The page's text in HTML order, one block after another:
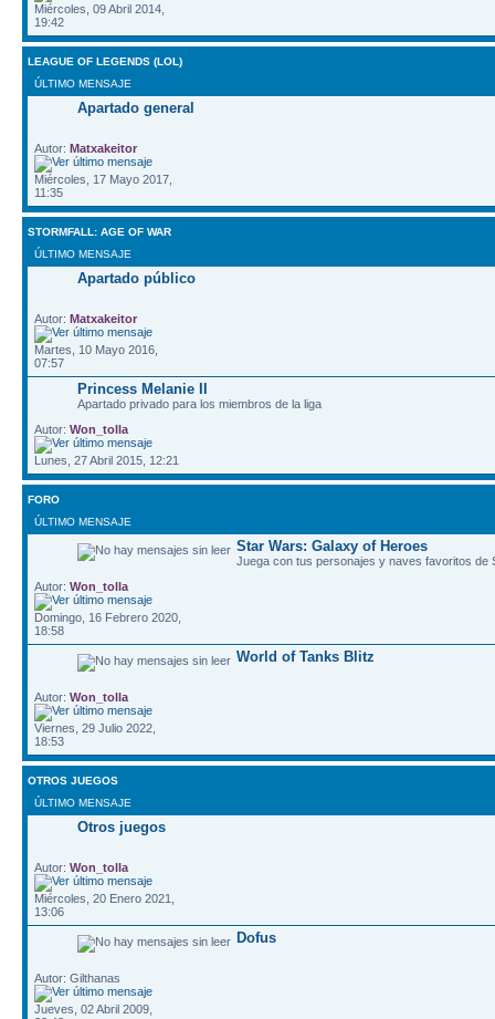
Miércoles, 09 Abril 2014,
19:42
LEAGUE OF LEGENDS (LOL)
ÚLTIMO MENSAJE
Apartado general
Autor: Matxakeitor
Miércoles, 17 Mayo 2017,
11:35
STORMFALL: AGE OF WAR
ÚLTIMO MENSAJE
Apartado público
Autor: Matxakeitor
Martes, 10 Mayo 2016,
07:57
Princess Melanie II
Apartado privado para los miembros de la liga
Autor: Won_tolla
Lunes, 27 Abril 2015, 12:21
FORO
ÚLTIMO MENSAJE
Star Wars: Galaxy of Heroes
Juega con tus personajes y naves favoritos
Autor: Won_tolla
Domingo, 16 Febrero 2020,
18:58
World of Tanks Blitz
Autor: Won_tolla
Viernes, 29 Julio 2022,
18:53
OTROS JUEGOS
ÚLTIMO MENSAJE
Otros juegos
Autor: Won_tolla
Miércoles, 20 Enero 2021,
13:06
Dofus
Autor: Gilthanas
Jueves, 02 Abril 2009,